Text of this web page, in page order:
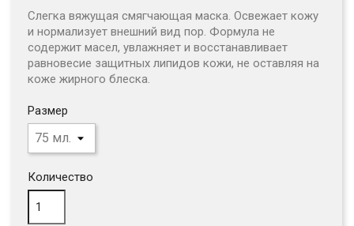
Слегка вяжущая смягчающая маска. Освежает кожу
и нормализует внешний вид пор. Формула не
содержит масел, увлажняет и восстанавливает
равновесие защитных липидов кожи, не оставляя на
коже жирного блеска.
Размер
Количество